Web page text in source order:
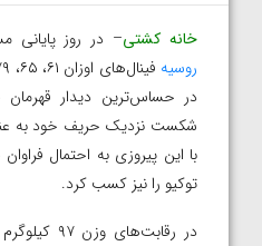
خانه کشتی– در روز پایانی
روسیه
در حساس‌ترین دیدار قهرمان
شکست نزدیک حریف خود به
توکیو را نیز کسب کرد.
در